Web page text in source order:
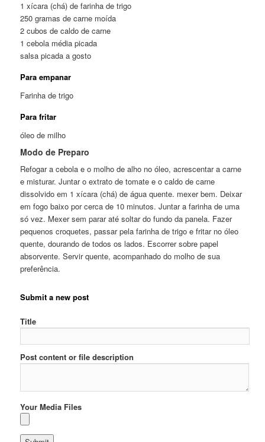
1 xícara (chá) de farinha de trigo
250 gramas de carne moída
2 cubos de caldo de carne
1 cebola média picada
salsa picada a gosto
Para empanar
Farinha de trigo
Para fritar
óleo de milho
Modo de Preparo
Refogar a cebola e o molho de alho no óleo, acrescentar a carne
e misturar. Juntar o extrato de tomate e o caldo de carne
dissolvido em 1 xícara (chá) de água quente. mexer bem. Deixar
em fogo baixo por cerca de 10 minutos. Juntar a farinha de uma
só vez. Mexer sem parar até soltar do fundo da panela. Fazer
pequenos croquetes, passar pela farinha de trigo e fritar no óleo
quente, dourando de todos os lados. Escorrer sobre papel
absorvente. Servir quente, acompanhado do molho de sua
preferência.
Submit a new post
Title
Post content or file description
Your Media Files